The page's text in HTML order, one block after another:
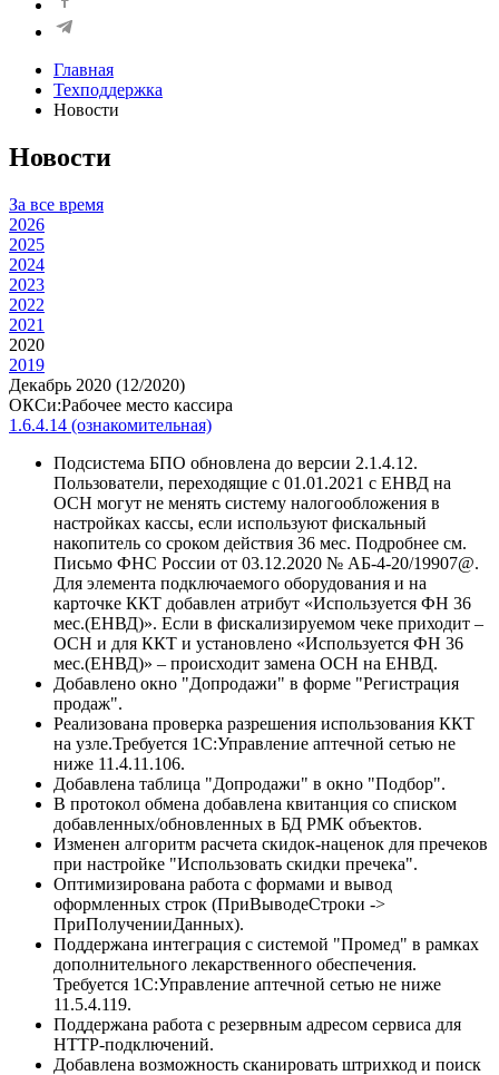
Главная
Техподдержка
Новости
Новости
За все время
2026
2025
2024
2023
2022
2021
2020
2019
Декабрь 2020 (12/2020)
ОКСи:Рабочее место кассира
1.6.4.14 (ознакомительная)
Подсистема БПО обновлена до версии 2.1.4.12.
Пользователи, переходящие с 01.01.2021 с ЕНВД на
ОСН могут не менять систему налогообложения в
настройках кассы, если используют фискальный
накопитель со сроком действия 36 мес. Подробнее см.
Письмо ФНС России от 03.12.2020 № АБ-4-20/19907@.
Для элемента подключаемого оборудования и на
карточке ККТ добавлен атрибут «Используется ФН 36
мес.(ЕНВД)». Если в фискализируемом чеке приходит –
ОСН и для ККТ и установлено «Используется ФН 36
мес.(ЕНВД)» – происходит замена ОСН на ЕНВД.
Добавлено окно "Допродажи" в форме "Регистрация
продаж".
Реализована проверка разрешения использования ККТ
на узле.Требуется 1С:Управление аптечной сетью не
ниже 11.4.11.106.
Добавлена таблица "Допродажи" в окно "Подбор".
В протокол обмена добавлена квитанция со списком
добавленных/обновленных в БД РМК объектов.
Изменен алгоритм расчета скидок-наценок для пречеков
при настройке "Использовать скидки пречека".
Оптимизирована работа с формами и вывод
оформленных строк (ПриВыводеСтроки ->
ПриПолученииДанных).
Поддержана интеграция с системой "Промед" в рамках
дополнительного лекарственного обеспечения.
Требуется 1С:Управление аптечной сетью не ниже
11.5.4.119.
Поддержана работа с резервным адресом сервиса для
HTTP-подключений.
Добавлена возможность сканировать штрихкод и поиск